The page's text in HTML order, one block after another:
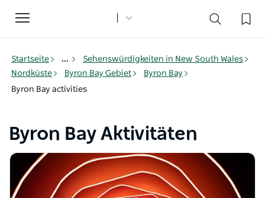
Toggle
navigation
Startseite ...
Sehenswürdigkeiten in New South Wales
Nordküste
Byron Bay Gebiet
Byron Bay
Byron Bay activities
Byron Bay Aktivitäten